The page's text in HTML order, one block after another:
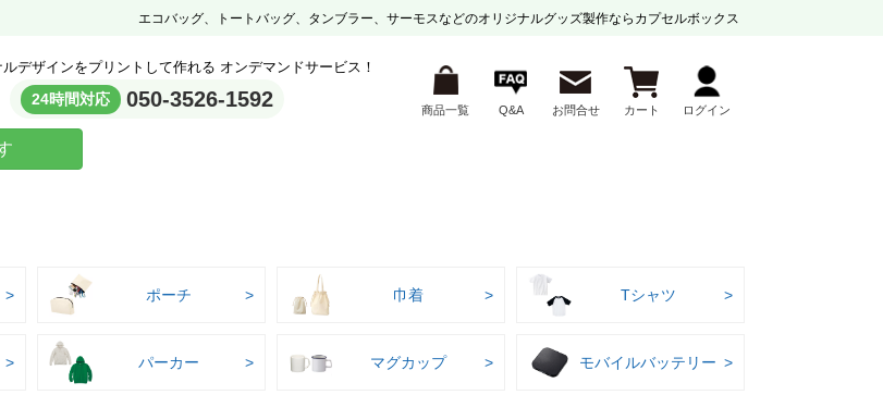
エコバッグ、トートバッグ、タンブラー、サーモスなどのオリジナルグッズ製作ならカプセルボックス
デザインをプリントして作れる オンデマンドサービス！
24時間対応 050-3526-1592 商品一覧 Q&A お問合せ カート ログイン
ポーチ 巾着 Tシャツ
パーカー マグカップ モバイルバッテリー